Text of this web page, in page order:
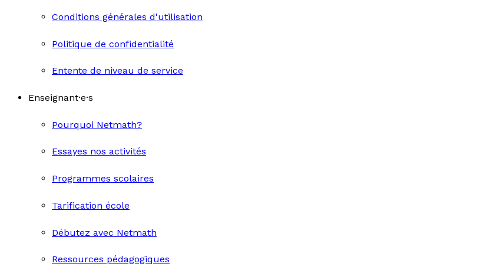
Conditions générales d'utilisation
Politique de confidentialité
Entente de niveau de service
Enseignant·e·s
Pourquoi Netmath?
Essayes nos activités
Programmes scolaires
Tarification école
Débutez avec Netmath
Ressources pédagogiques